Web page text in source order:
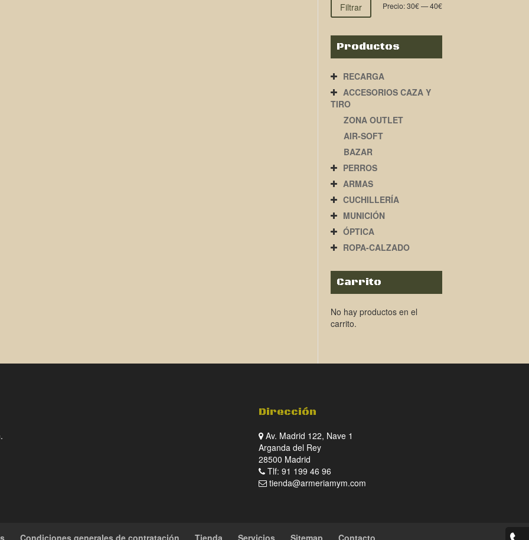
Filtrar Precio:30€—40€
Productos
RECARGA
ACCESORIOS CAZA Y
TIRO
ZONA OUTLET
AIR-SOFT
BAZAR
PERROS
ARMAS
CUCHILLERÍA
MUNICIÓN
ÓPTICA
ROPA-CALZADO
Carrito
No hay productos en el
carrito.
Dirección
Av. Madrid 122, Nave 1
Arganda del Rey
28500 Madrid
Tlf: 91 199 46 96
tienda@armeriamym.com